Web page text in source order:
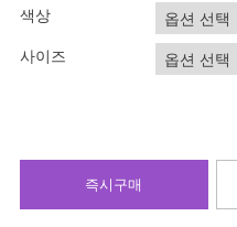
색상
사이즈
즉시구매